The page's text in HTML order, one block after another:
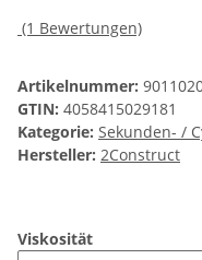
(1 Bewertungen)
Artikelnummer:
GTIN: 4058415029181
Kategorie: Sekunden- /
Hersteller: 2Construct
Viskosität